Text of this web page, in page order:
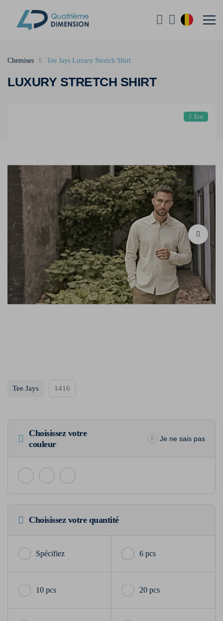
LUXURY STRETCH SHIRT
Chemises Tee Jays Luxury Stretch Shirt
Eco
Tee Jays 1416
Choisissez votre
couleur
Je ne sais pas
Choisissez votre quantité
6 pcs
10 pcs 20 pcs